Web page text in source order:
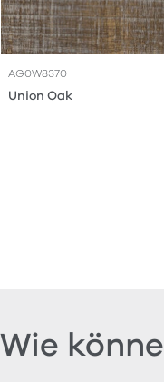
AG0W8370
Union Oak
Wie